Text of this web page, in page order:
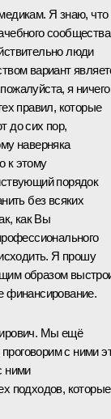
Я знаю, что
люди
вариант
я ничего
правил, которые
до сих пор,
наверняка
к этому
порядок
без всяких
как Вы
Я прошу
образом
финансирование.
Мы ещё
с ними
ними
подходов, которые